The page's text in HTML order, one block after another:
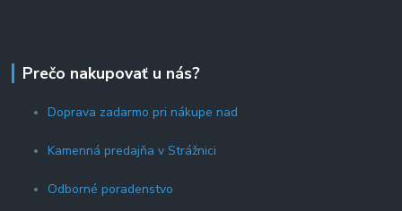
Prečo nakupovať u nás?
Doprava zadarmo pri nákupe nad
Kamenná predajňa v Strážnici
Odborné poradenstvo